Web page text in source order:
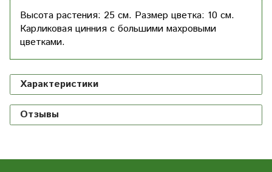
Высота растения: 25 см. Размер цветка: 10 см.
Карликовая цинния с большими махровыми
цветками.
Характеристики
Отзывы